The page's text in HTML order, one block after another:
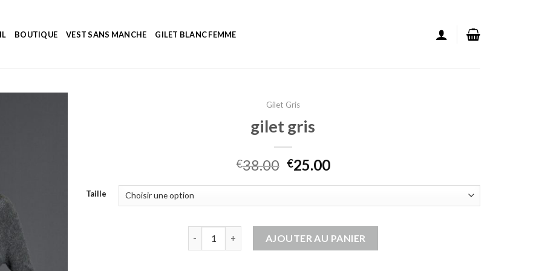
BOUTIQUE VEST SANS MANCHE GILET BLANC FEMME
Gilet Gris
gilet gris
€38.00 €25.00
Taille
AJOUTER AU PANIER